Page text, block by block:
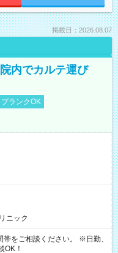
掲載日：2026.08.07
内でカルテ運び
ブランクOK
ニック
OK！